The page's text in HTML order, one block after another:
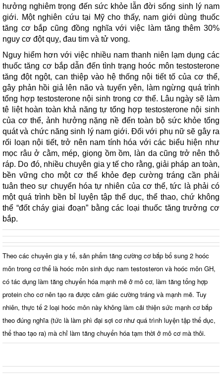
hưởng nghiêm trọng đến sức khỏe lẫn đời sống sinh lý nam
giới. Một nghiên cứu tại Mỹ cho thấy, nam giới dùng thuốc
tăng cơ bắp cũng đồng nghĩa với việc làm tăng thêm 30%
nguy cơ đột quỵ, đau tim và tử vong.
Nguy hiểm hơn với việc nhiều nam thanh niên lạm dụng các
thuốc tăng cơ bắp dẫn đến tình trạng hoóc môn testosterone
tăng đột ngột, can thiệp vào hệ thống nội tiết tố của cơ thể,
gây phản hồi giả lên não và tuyến yên, làm ngừng quá trình
tổng hợp testosterone nội sinh trong cơ thể. Lâu ngày sẽ làm
tê liệt hoàn toàn khả năng tự tổng hợp testosterone nội sinh
của cơ thể, ảnh hưởng nặng nề đến toàn bộ sức khỏe tổng
quát và chức năng sinh lý nam giới. Đối với phụ nữ sẽ gây ra
rối loạn nội tiết, trở nên nam tính hóa với các biểu hiện như
mọc râu ở cằm, mép, giọng ồm ồm, làn da cũng trở nên thô
ráp. Do đó, nhiều chuyên gia y tế cho rằng, giải pháp an toàn,
bền vững cho một cơ thể khỏe đẹp cường tráng cần phải
tuân theo sự chuyển hóa tự nhiên của cơ thể, tức là phải có
một quá trình bền bỉ luyện tập thể dục, thể thao, chứ không
thể “đốt cháy giai đoạn” bằng các loại thuốc tăng trưởng cơ
bắp.
Theo các chuyên gia y tế, sản phẩm tăng cường cơ bắp bổ sung 2 hoóc
môn trong cơ thể là hoóc môn sinh dục nam testosteron và hoóc môn GH,
có tác dụng làm tăng chuyển hóa mạnh mẽ ở mô cơ, làm tăng tổng hợp
protein cho cơ nên tạo ra được cảm giác cường tráng và mạnh mẽ. Tuy
nhiên, thực tế 2 loại hoóc môn này không làm cải thiện sức mạnh cơ bắp
theo đúng nghĩa (tức là làm phì đại sợi cơ như quá trình luyện tập thể dục,
thể thao tạo ra) mà chỉ làm tăng chuyển hóa tạm thời ở mô cơ mà thôi.